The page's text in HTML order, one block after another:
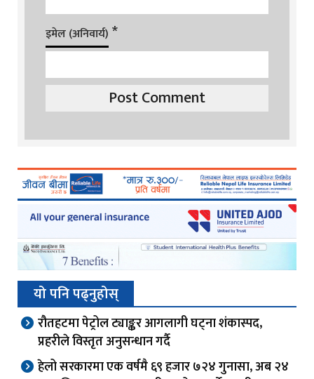
इमेल (अनिवार्य) *
यो पनि पढ्नुहोस्
रौतहटमा पेट्रोल ट्याङ्कर आगलागी घट्ना शंकास्पद,
प्रहरीले विस्तृत अनुसन्धान गर्दै
हेलो सरकारमा एक वर्षमै ६९ हजार ७२४ गुनासा, अब २४